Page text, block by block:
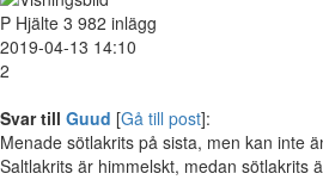
P Hjälte 3 982 inlägg
2019-04-13 14:10
2
Svar till Guud [Gå till post]:
Menade sötlakrits på sista, men kan inte
Saltlakrits är himmelskt, medan sötlakrits